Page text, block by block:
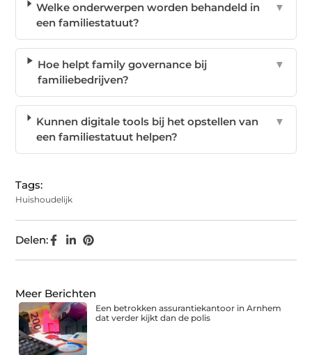
Welke onderwerpen worden behandeld in
een familiestatuut?
▼
Hoe helpt family governance bij
familiebedrijven?
▼
Kunnen digitale tools bij het opstellen van
een familiestatuut helpen?
▼
Tags:
Huishoudelijk
Delen:
Meer Berichten
Een betrokken assurantiekantoor in Arnhem
dat verder kijkt dan de polis